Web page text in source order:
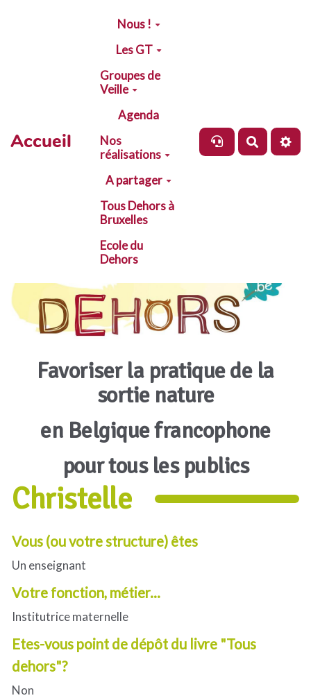
Aller au contenu principal
Accueil
Nous !
Les GT
Groupes de
Veille
Agenda
Nos
réalisations
A partager
Tous Dehors à
Bruxelles
Ecole du
Dehors
Favoriser la pratique de la
sortie nature
en Belgique francophone
pour tous les publics
Christelle
Vous (ou votre structure) êtes
Un enseignant
Votre fonction, métier...
Institutrice maternelle
Etes-vous point de dépôt du livre "Tous
dehors"?
Non